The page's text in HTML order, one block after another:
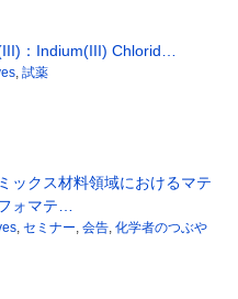
：Indium(III) Chlorid…
試薬
ックス材料領域におけるマテ
ォマテ…
セミナー 会告 化学者のつぶや